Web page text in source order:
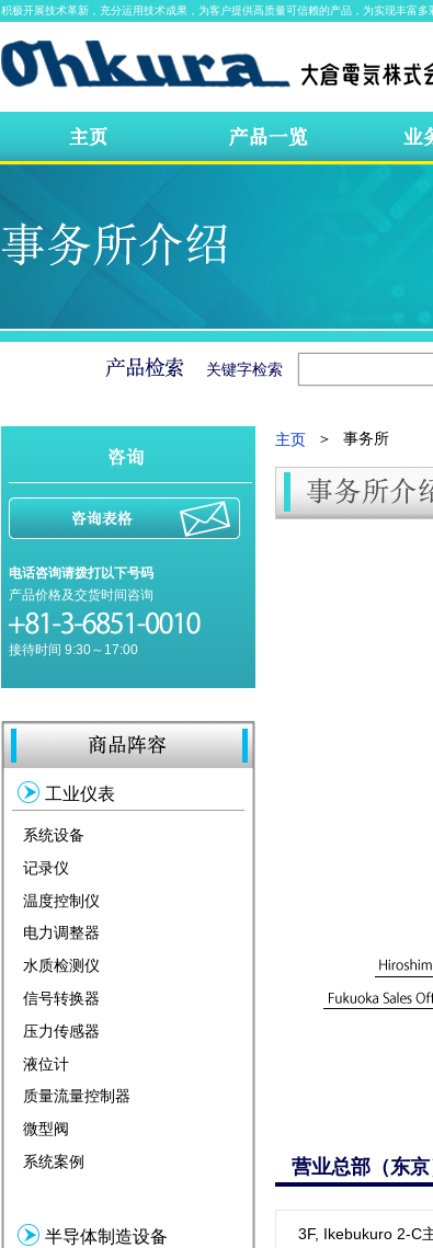
积极开展技术革新，充分运用技术成果，为客户提供高质量可信赖的产品，为实现丰富多
关键字检索
主页 事务所
营业总部（东京
3F, Ikebukuro 2-C
电话咨询请拨打以下号码
产品价格及交货时间咨询
接待时间 9:30～17:00
工业仪表
系统设备
记录仪
温度控制仪
电力调整器
水质检测仪
信号转换器
压力传感器
液位计
质量流量控制器
微型阀
系统案例
半导体制造设备